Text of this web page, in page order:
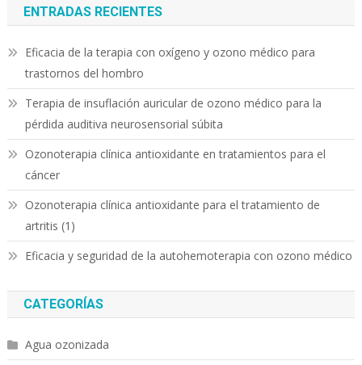
ENTRADAS RECIENTES
Eficacia de la terapia con oxígeno y ozono médico para
trastornos del hombro
Terapia de insuflación auricular de ozono médico para la
pérdida auditiva neurosensorial súbita
Ozonoterapia clínica antioxidante en tratamientos para el
cáncer
Ozonoterapia clínica antioxidante para el tratamiento de
artritis (1)
Eficacia y seguridad de la autohemoterapia con ozono médico
CATEGORÍAS
Agua ozonizada